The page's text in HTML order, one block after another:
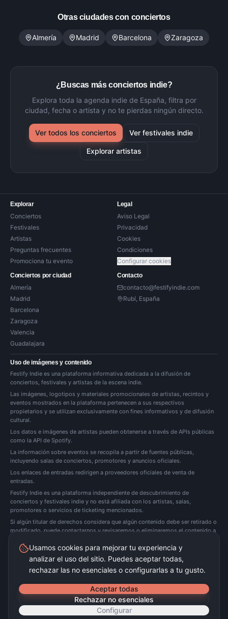
Otras ciudades con conciertos
Almería Madrid Barcelona Zaragoza
¿Buscas más conciertos indie?
Explora toda la agenda indie de España, filtra por
ciudad, fecha o artista y no te pierdas ningún directo.
Ver todos los conciertos Ver festivales indie
Explorar artistas
Explorar
Conciertos
Festivales
Artistas
Preguntas frecuentes
Promociona tu evento
Legal
Aviso Legal
Privacidad
Cookies
Condiciones
Configurar cookies
Conciertos por ciudad
Almería
Madrid
Barcelona
Zaragoza
Valencia
Guadalajara
Contacto
contacto@festifyindie.com
Rubí, España
Uso de imágenes y contenido
Festify Indie es una plataforma informativa dedicada a la difusión de
conciertos, festivales y artistas de la escena indie.
Las imágenes, logotipos y materiales promocionales de artistas, recintos y
eventos mostrados en la plataforma pertenecen a sus respectivos
propietarios y se utilizan exclusivamente con fines informativos y de difusión
cultural.
Los datos e imágenes de artistas pueden obtenerse a través de APIs públicas
como la API de Spotify.
La información sobre eventos se recopila a partir de fuentes públicas,
incluyendo salas de conciertos, promotores y anuncios oficiales.
Los enlaces de entradas redirigen a proveedores oficiales de venta de
entradas.
Festify Indie es una plataforma independiente de descubrimiento de
conciertos y festivales indie y no está afiliada con los artistas, salas,
promotores o servicios de ticketing mencionados.
Si algún titular de derechos considera que algún contenido debe ser retirado o
modificado, puede contactarnos y revisaremos o eliminaremos el contenido a
Festify Indie no vende entradas directamente. Redirigimos a plataformas oficiales de
© 2026 Festify Indie · Beta
Usamos cookies para mejorar tu experiencia y
analizar el uso del sitio. Puedes aceptar todas,
rechazar las no esenciales o configurarlas a tu gusto.
Aceptar todas
Rechazar no esenciales
Configurar